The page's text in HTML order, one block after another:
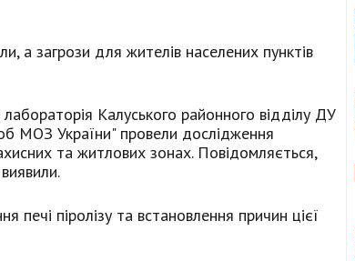
а загрози для жителів населених пунктів
Калуського районного відділу ДУ
МОЗ України" провели дослідження
та житлових зонах. Повідомляється,
піролізу та встановлення причин цієї